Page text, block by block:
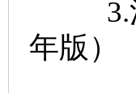
3.
年版）